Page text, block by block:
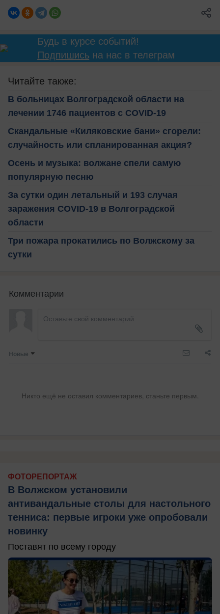
Будь в курсе событий!
Подпишисьна нас в телеграм
Читайте также:
В больницах Волгоградской области на
лечении 1746 пациентов с COVID-19
Скандальные «Киляковские бани» сгорели:
случайность или спланированная акция?
Осень и музыка: волжане спели самую
популярную песню
За сутки один летальный и 193 случая
заражения COVID-19 в Волгоградской
области
Три пожара прокатились по Волжскому за
сутки
Комментарии
Новые
Никто ещё не оставил комментариев, станьте первым.
ФОТОРЕПОРТАЖ
В Волжском установили
антивандальные столы для настольного
тенниса: первые игроки уже опробовали
новинку
Поставят по всему городу